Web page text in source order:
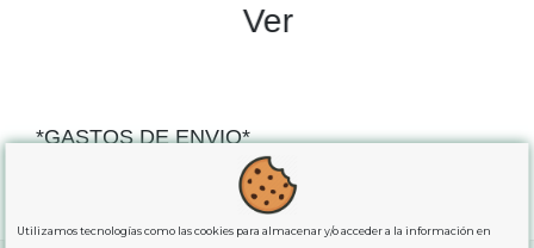
Ver
*GASTOS DE ENVIO*
para comprassuperiores a 80€
exclusiva para la peninsula.
Utilizamos tecnologías como las cookies para almacenar y/o acceder a la información en